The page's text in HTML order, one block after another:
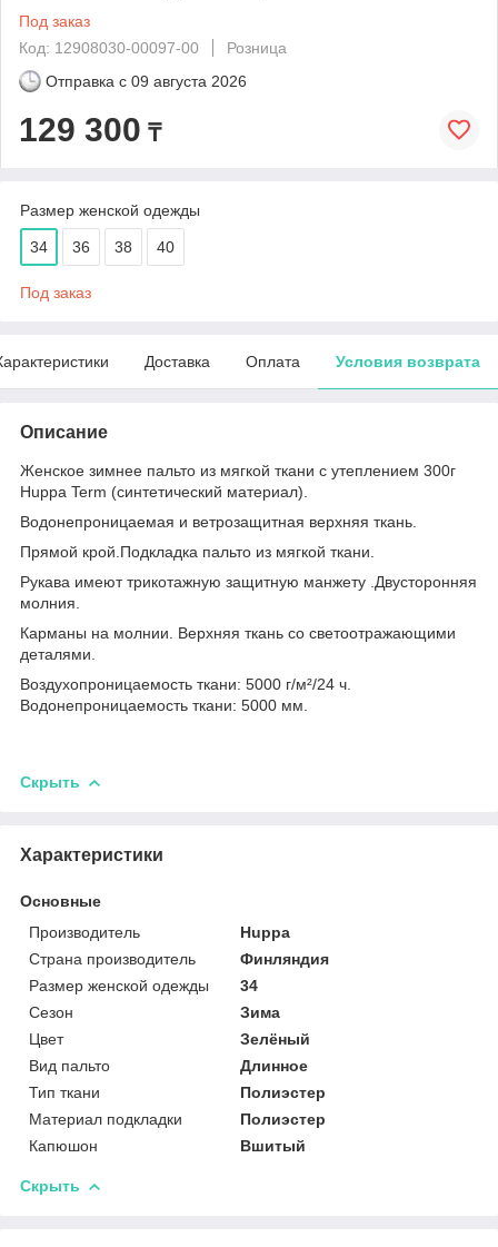
Под заказ
Код: 12908030-00097-00
Розница
Отправка с 09 августа 2026
129 300 ₸
Размер женской одежды
34 36 38 40
Под заказ
Доставка Оплата Условия возврата
Описание
Женское зимнее пальто из мягкой ткани с утеплением 300г
Huppa Term (синтетический материал).
Водонепроницаемая и ветрозащитная верхняя ткань.
Прямой крой.Подкладка пальто из мягкой ткани.
Рукава имеют трикотажную защитную манжету .Двусторонняя
молния.
Карманы на молнии. Верхняя ткань со светоотражающими
деталями.
Воздухопроницаемость ткани: 5000 г/м²/24 ч.
Водонепроницаемость ткани: 5000 мм.
Скрыть
Характеристики
Основные
Производитель
Huppa
Страна производитель
Финляндия
Размер женской одежды
34
Сезон
Зима
Цвет
Зелёный
Вид пальто
Длинное
Тип ткани
Полиэстер
Материал подкладки
Полиэстер
Капюшон
Вшитый
Скрыть